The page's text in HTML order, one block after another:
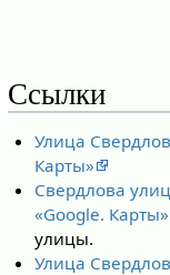
Ссылки
Улица
Карты»
Свердлова
«Google. Карты»
улицы.
Улица